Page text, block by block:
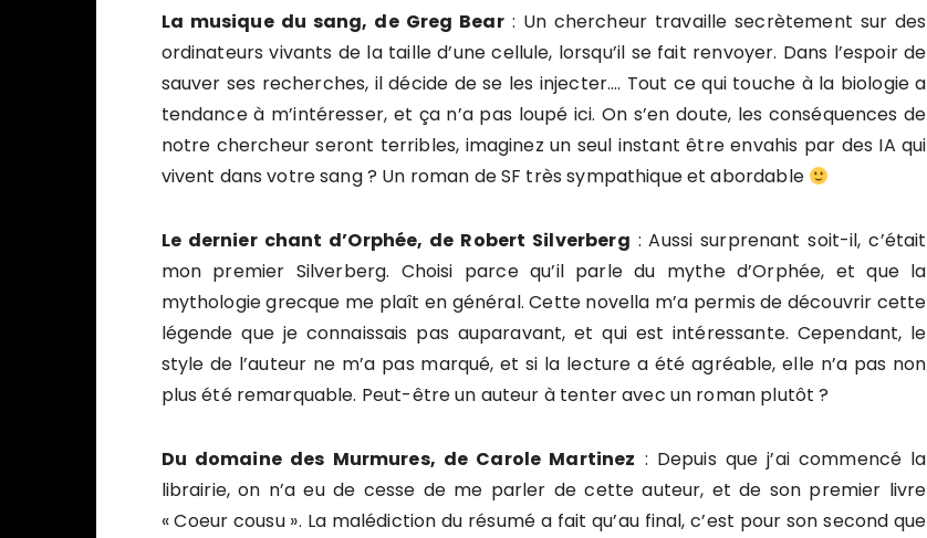
La musique du sang, de Greg Bear: Un chercheur travaille secrètement sur des
ordinateurs vivants de la taille d’une cellule, lorsqu’il se fait renvoyer. Dans l’espoir de
sauver ses recherches, il décide de se les injecter…. Tout ce qui touche à la biologie a
tendance à m’intéresser, et ça n’a pas loupé ici. On s’en doute, les conséquences de
notre chercheur seront terribles, imaginez un seul instant être envahis par des IA qui
vivent dans votre sang ? Un roman de SF très sympathique et abordable
Le dernier chant d’Orphée, de Robert Silverberg : Aussi surprenant soit-il, c’était
mon premier Silverberg. Choisi parce qu’il parle du mythe d’Orphée, et que la
mythologie grecque me plaît en général. Cette novella m’a permis de découvrir cette
légende que je connaissais pas auparavant, et qui est intéressante. Cependant, le
style de l’auteur ne m’a pas marqué, et si la lecture a été agréable, elle n’a pas non
plus été remarquable. Peut-être un auteur à tenter avec un roman plutôt ?
Du domaine des Murmures, de Carole Martinez : Depuis que j’ai commencé la
librairie, on n’a eu de cesse de me parler de cette auteur, et de son premier livre
« Coeur cousu ». La malédiction du résumé a fait qu’au final, c’est pour son second que